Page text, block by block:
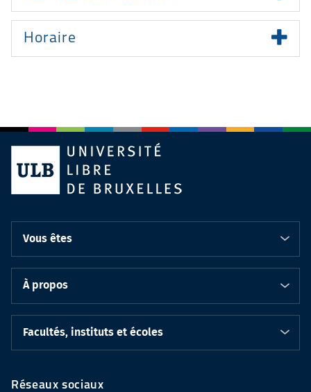
Horaire
Vous êtes
À propos
Facultés, instituts et écoles
Réseaux sociaux